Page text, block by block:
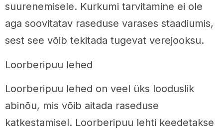
suurenemisele. Kurkumi tarvitamine ei ole
aga soovitatav raseduse varases staadiumis,
sest see võib tekitada tugevat verejooksu.
Loorberipuu lehed
Loorberipuu lehed on veel üks looduslik
abinõu, mis võib aitada raseduse
katkestamisel. Loorberipuu lehti keedetakse